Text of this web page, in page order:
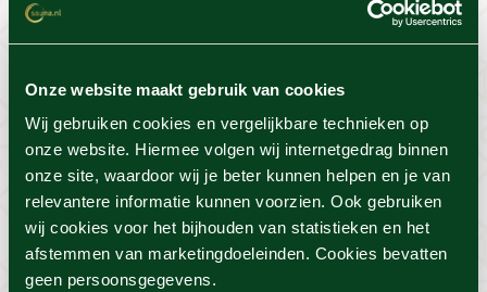
Onze website maakt gebruik van cookies
Wij gebruiken cookies en vergelijkbare technieken op
onze website. Hiermee volgen wij internetgedrag binnen
onze site, waardoor wij je beter kunnen helpen en je van
relevantere informatie kunnen voorzien. Ook gebruiken
wij cookies voor het bijhouden van statistieken en het
afstemmen van marketingdoeleinden. Cookies bevatten
geen persoonsgegevens.
SpaSense, Geldrop
Non-alcoholische consumptie naar keuze
€61,90 €41,50 -33%
Bekijk actie